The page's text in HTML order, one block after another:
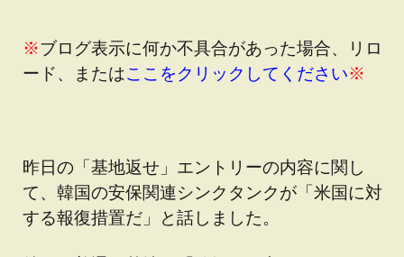
※ブログ表示に何か不具合があった場合、リロ
ード、またはここをクリックしてください※
昨日の「基地返せ」エントリーの内容に関し
て、韓国の安保関連シンクタンクが「米国に対
する報復措置だ」と話しました。